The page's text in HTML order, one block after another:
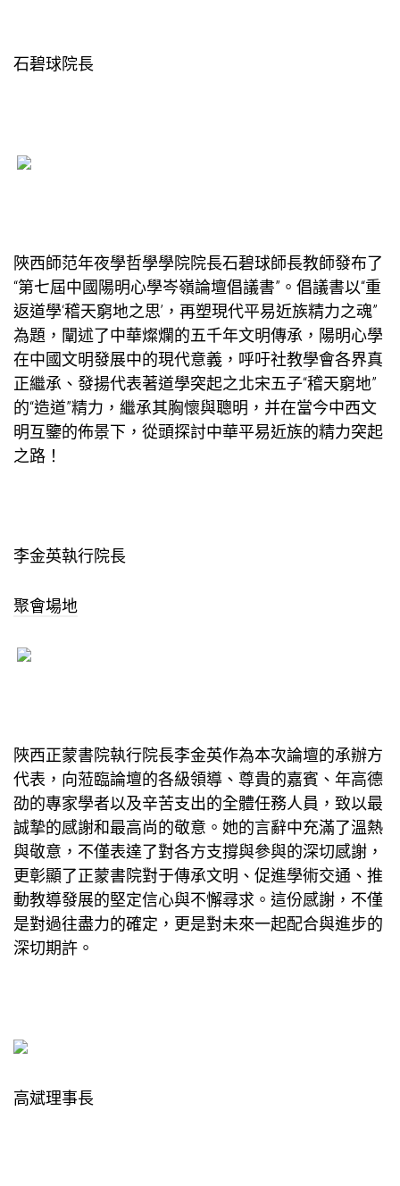
石碧球院長
陜西師范年夜學哲學學院院長石碧球師長教師發布了
“第七屆中國陽明心學岑嶺論壇倡議書”。倡議書以“重
返道學‘稽天窮地之思’，再塑現代平易近族精力之魂”
為題，闡述了中華燦爛的五千年文明傳承，陽明心學
在中國文明發展中的現代意義，呼吁社教學會各界真
正繼承、發揚代表著道學突起之北宋五子“稽天窮地”
的“造道”精力，繼承其胸懷與聰明，并在當今中西文
明互鑒的佈景下，從頭探討中華平易近族的精力突起
之路！
李金英執行院長
聚會場地
陜西正蒙書院執行院長李金英作為本次論壇的承辦方
代表，向蒞臨論壇的各級領導、尊貴的嘉賓、年高德
劭的專家學者以及辛苦支出的全體任務人員，致以最
誠摯的感謝和最高尚的敬意。她的言辭中充滿了溫熱
與敬意，不僅表達了對各方支撐與參與的深切感謝，
更彰顯了正蒙書院對于傳承文明、促進學術交通、推
動教導發展的堅定信心與不懈尋求。這份感謝，不僅
是對過往盡力的確定，更是對未來一起配合與進步的
深切期許。
高斌理事長